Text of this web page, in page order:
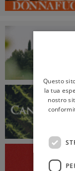
Questo
la tua
nostro